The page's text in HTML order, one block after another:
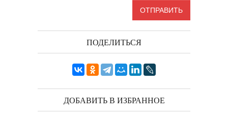
ПОДЕЛИТЬСЯ
ДОБАВИТЬ В ИЗБРАННОЕ